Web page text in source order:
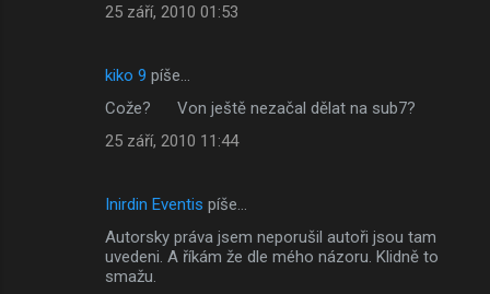
25 září, 2010 01:53
kiko 9 píše…
Cože? Von ještě nezačal dělat na sub7?
25 září, 2010 11:44
Inirdin Eventis píše…
Autorsky práva jsem neporušil autoři jsou tam
uvedeni. A říkám že dle mého názoru. Klidně to
smažu.